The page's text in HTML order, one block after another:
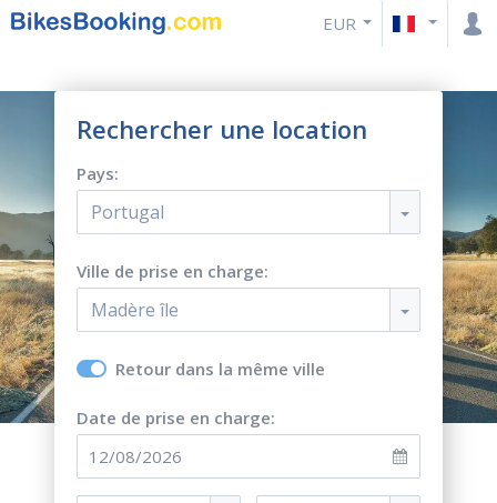
EUR
Rechercher une location
Pays:
Portugal
Ville de prise en charge:
Madère île
Retour dans la même ville
Date de prise en charge: